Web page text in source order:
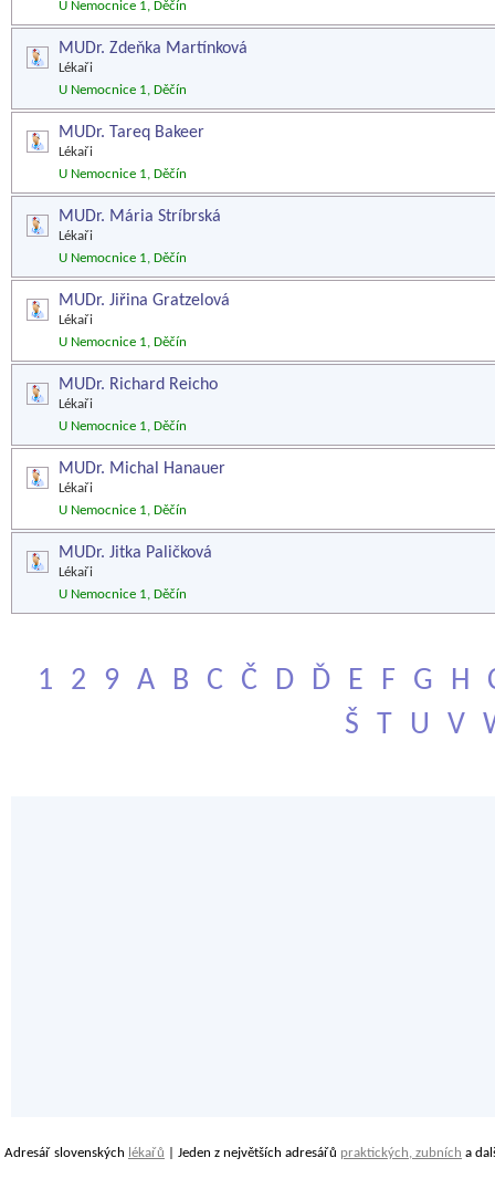
U Nemocnice 1, Děčín
MUDr. Zdeňka Martínková
Lékaři
U Nemocnice 1, Děčín
MUDr. Tareq Bakeer
Lékaři
U Nemocnice 1, Děčín
MUDr. Mária Stríbrská
Lékaři
U Nemocnice 1, Děčín
MUDr. Jiřina Gratzelová
Lékaři
U Nemocnice 1, Děčín
MUDr. Richard Reicho
Lékaři
U Nemocnice 1, Děčín
MUDr. Michal Hanauer
Lékaři
U Nemocnice 1, Děčín
MUDr. Jitka Paličková
Lékaři
U Nemocnice 1, Děčín
1 2 9 A B C Č D Ď E F G H
Š
T U V
Adresář slovenských lékařů | Jeden z největších adresářů praktických, zubních a